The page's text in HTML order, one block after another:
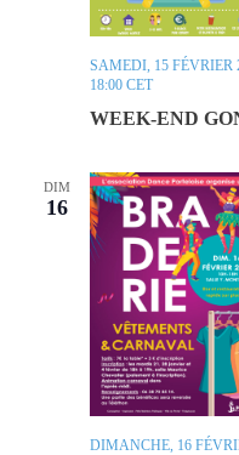
WEEK-END
SAMEDI, 15 FÉVRIER
18:00 CET
DIM
16
DIMANCHE, 16